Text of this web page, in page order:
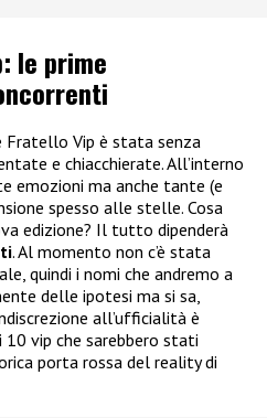
le prime
Fratello Vip è stata senza
e chiacchierate. All’interno
emozioni ma anche tante (e
spesso alle stelle. Cosa
edizione? Il tutto dipenderà
. Al momento non c’è stata
quindi i nomi che andremo a
delle ipotesi ma si sa,
all’ufficialità è
10 vip che sarebbero stati
porta rossa del reality di